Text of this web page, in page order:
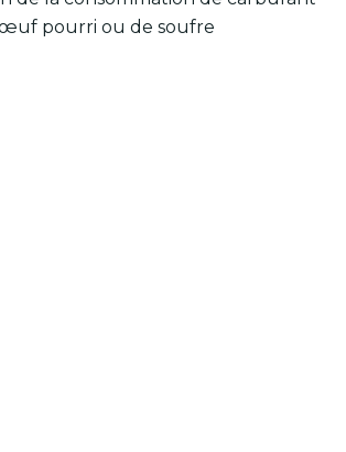
pourri ou de soufre